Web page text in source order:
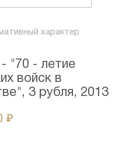
характер
"70 - летие
войск в
3 рубля, 2013
₽